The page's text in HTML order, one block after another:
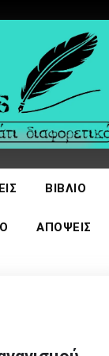
ΒΙΒΛΊΟ
ΑΠΌΨΕΙΣ